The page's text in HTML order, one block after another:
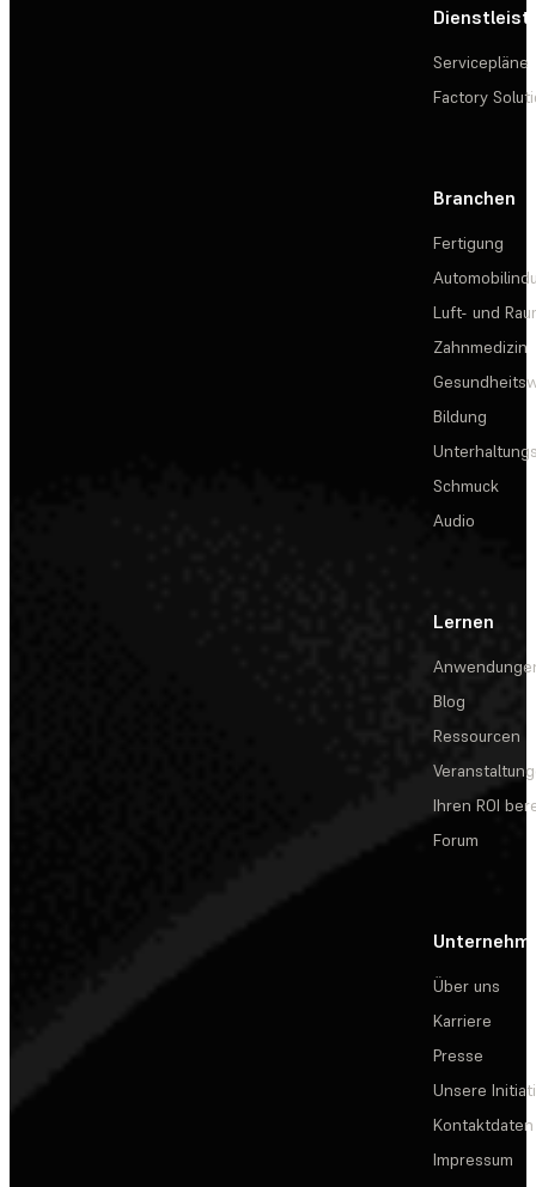
Servicepläne
Factory
Branchen
Fertigung
Luft- und
Zahnmedizin
Bildung
Schmuck
Audio
Lernen
Blog
Ressourcen
Ihren ROI
Forum
Über uns
Karriere
Presse
Unsere
Kontaktdaten
Impressum